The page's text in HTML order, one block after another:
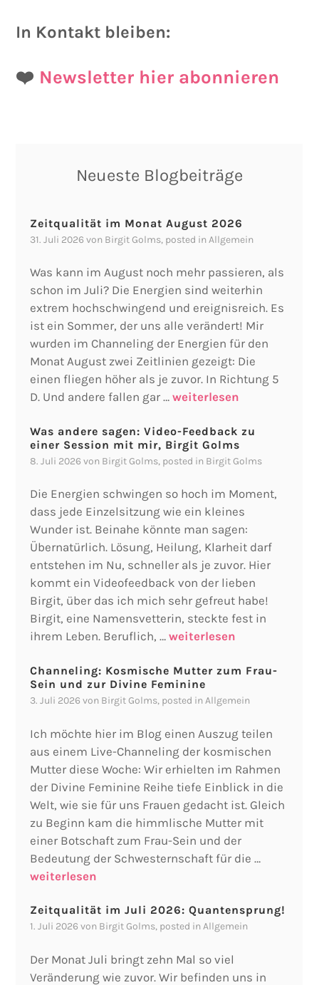
In Kontakt bleiben:
❤️ Newsletter hier abonnieren
Neueste Blogbeiträge
Zeitqualität im Monat August 2026
31. Juli 2026 von Birgit Golms, posted inAllgemein
Was kann im August noch mehr passieren, als
schon im Juli? Die Energien sind weiterhin
extrem hochschwingend und ereignisreich. Es
ist ein Sommer, der uns alle verändert! Mir
wurden im Channeling der Energien für den
Monat August zwei Zeitlinien gezeigt: Die
einen fliegen höher als je zuvor. In Richtung 5
D. Und andere fallen gar …weiterlesen
Was andere sagen: Video-Feedback zu
einer Session mit mir, Birgit Golms
8. Juli 2026 von Birgit Golms, posted in Birgit Golms
Die Energien schwingen so hoch im Moment,
dass jede Einzelsitzung wie ein kleines
Wunder ist. Beinahe könnte man sagen:
Übernatürlich. Lösung, Heilung, Klarheit darf
entstehen im Nu, schneller als je zuvor. Hier
kommt ein Videofeedback von der lieben
Birgit, über das ich mich sehr gefreut habe!
Birgit, eine Namensvetterin, steckte fest in
ihrem Leben. Beruflich, …weiterlesen
Channeling: Kosmische Mutter zum Frau-
Sein und zur Divine Feminine
3. Juli 2026 von Birgit Golms, posted inAllgemein
Ich möchte hier im Blog einen Auszug teilen
aus einem Live-Channeling der kosmischen
Mutter diese Woche: Wir erhielten im Rahmen
der Divine Feminine Reihe tiefe Einblick in die
Welt, wie sie für uns Frauen gedacht ist. Gleich
zu Beginn kam die himmlische Mutter mit
einer Botschaft zum Frau-Sein und der
Bedeutung der Schwesternschaft für die …
weiterlesen
Zeitqualität im Juli 2026: Quantensprung!
1. Juli 2026 von Birgit Golms, posted inAllgemein
Der Monat Juli bringt zehn Mal so viel
Veränderung wie zuvor. Wir befinden uns in